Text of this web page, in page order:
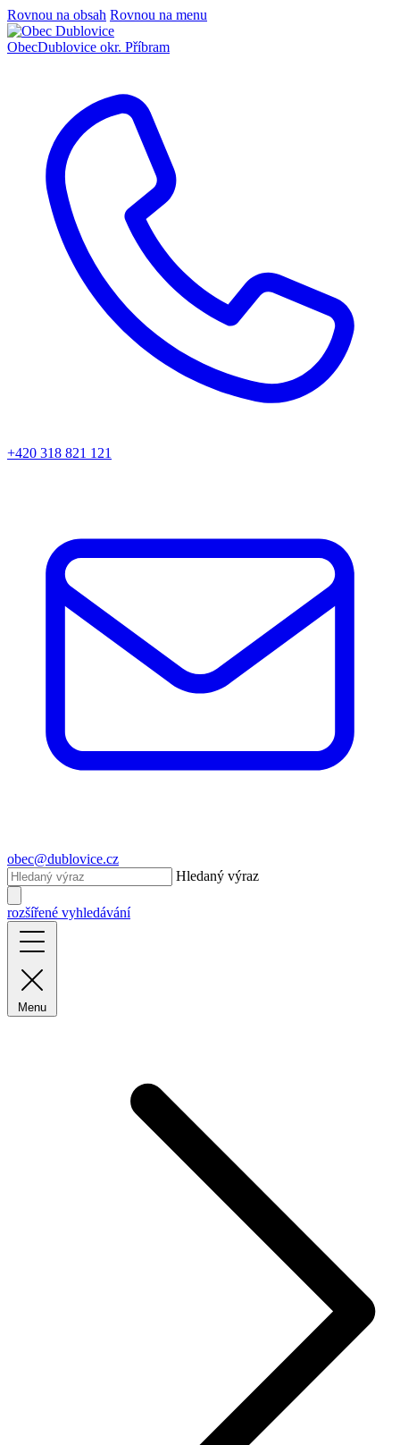
Rovnou na obsah Rovnou na menu
ObecDublovice okr. Příbram
+420 318 821 121
obec@dublovice.cz
Hledaný výraz
rozšířené vyhledávání
Menu